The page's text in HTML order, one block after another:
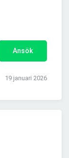
Ansök
19 januari 2026